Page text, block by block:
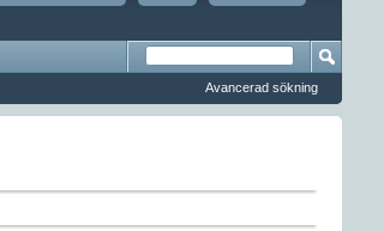
Avancerad sökning